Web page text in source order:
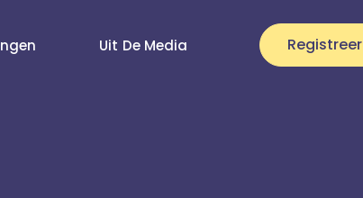
Uit De Media Registreer